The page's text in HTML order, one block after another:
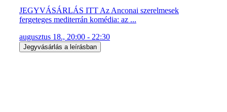
JEGYVÁSÁRLÁS ITT Az Anconai szerelmesek
fergeteges mediterrán komédia: az ...
augusztus 18., 20:00 - 22:30
Jegyvásárlás a leírásban